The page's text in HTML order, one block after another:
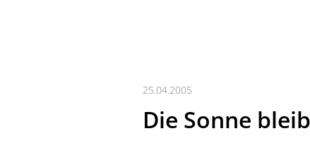
25.04.2005
Die Sonne